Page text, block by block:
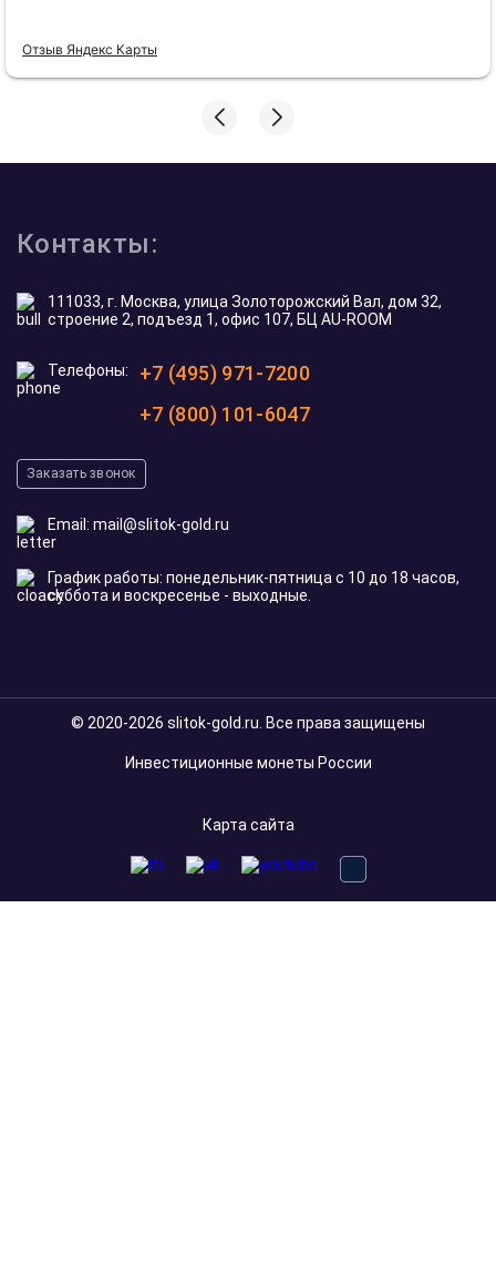
Отзыв Яндекс Карты
Контакты:
111033, г. Москва, улица Золоторожский Вал, дом 32,
строение 2, подъезд 1, офис 107, БЦ AU-ROOM
Телефоны:
+7 (495) 971-7200
+7 (800) 101-6047
Заказать звонок
Email: mail@slitok-gold.ru
График работы: понедельник-пятница с 10 до 18 часов,
суббота и воскресенье - выходные.
© 2020-2026 slitok-gold.ru. Все права защищены
Инвестиционные монеты России
Карта сайта